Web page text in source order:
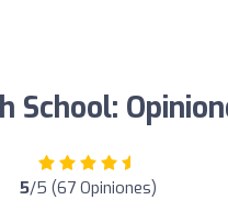
School:
5/5 (67 Opiniones)